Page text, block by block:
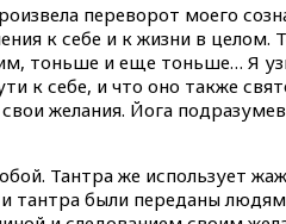
переворот моего
к себе и к жизни в целом.
тоньше и еще тоньше… Я
к себе, и что оно также
желания. Йога
Тантра же использует
и тантра были переданы